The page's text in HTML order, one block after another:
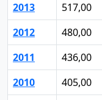
2013
517,00
2012
480,00
2011
436,00
2010
405,00